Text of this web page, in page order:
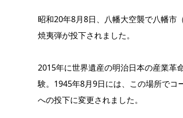
昭和20年8月8日、八幡大空襲で八幡市
焼夷弾が投下されました。
2015年に世界遺産の明治日本の産業革
験。1945年8月9日には、この場所でコ
への投下に変更されました。